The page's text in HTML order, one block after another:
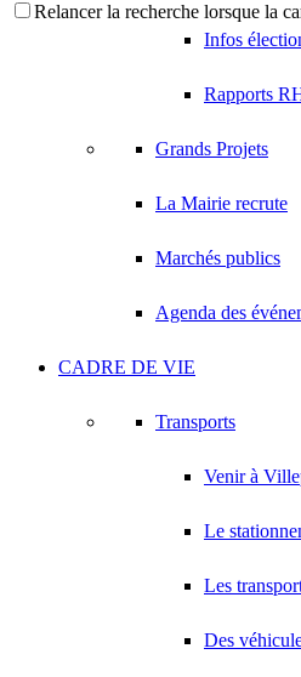
Infos
Rapports
Grands Projets
La Mairie recrute
Marchés publics
Agenda des
CADRE DE VIE
Transports
Venir à
Le
Les
Des
Relancer la recherche lorsque la